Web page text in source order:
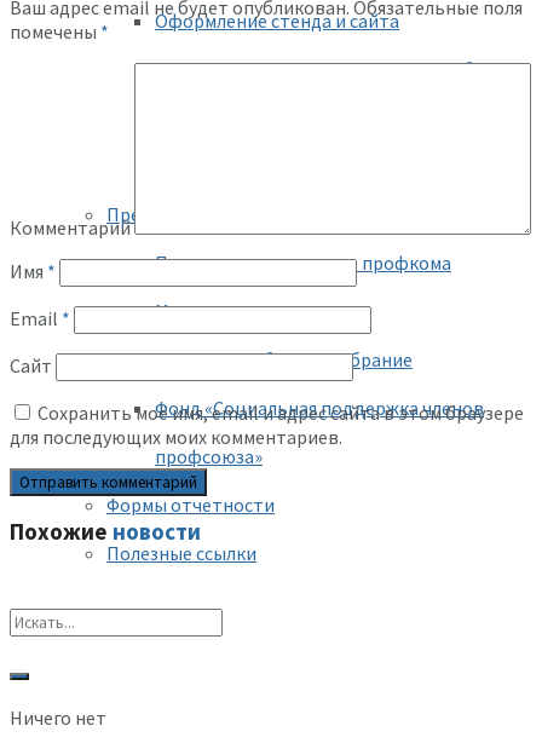
Оформление стенда и сайта
Методические рекомендации, пособия
Председателю профкома
Помощь председателю профкома
Материальная помощь
Отчетно-выборное собрание
Фонд «Социальная поддержка членов
профсоюза»
Формы отчетности
Полезные ссылки
Ничего нет
Ваш адрес email не будет опубликован. Обязательные поля
помечены *
Комментарий
Имя *
Email *
Сайт
Сохранить моё имя, email и адрес сайта в этом браузере
для последующих моих комментариев.
Похожие новости